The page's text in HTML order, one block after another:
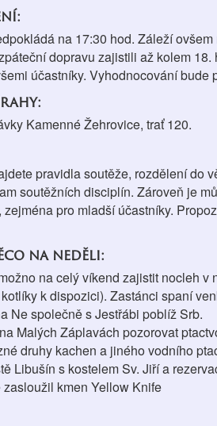
na 17:30 hod. Záleží
dopravu zajistili až kolem
účastníky. Vyhodnocování bude
Kamenné Žehrovice, trať 120.
pravidla soutěže, rozdělení do
soutěžních disciplín. Zároveň je
zejména pro mladší účastníky.
na neděli:
na celý víkend zajistit nocleh
k dispozici). Zastánci spaní
Ne společně s Jestřábi poblíž Srb.
Malých Záplavách pozorovat
druhy kachen a jiného vodního
Libušín s kostelem Sv. Jiří a
kmen Yellow Knife